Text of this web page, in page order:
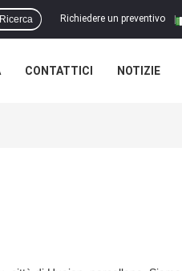
Richiedere un preventivo |
Ricerca
CONTATTICI NOTIZIE